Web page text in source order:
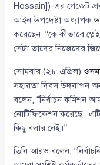
Hossain])-এর গেজেট
আইন উপদেষ্টা অধ্যাপক
করেছেন, “কে কীভাবে
সেটা তাদের নিজেদের
সোমবার (২৮ এপ্রিল)
সহায়তা দিবস উদযাপন
বলেন, “নির্বাচন কমিশন
নোটিফিকেশন করেছে।
কিছু বলার নেই।”
তিনি আরও বলেন,